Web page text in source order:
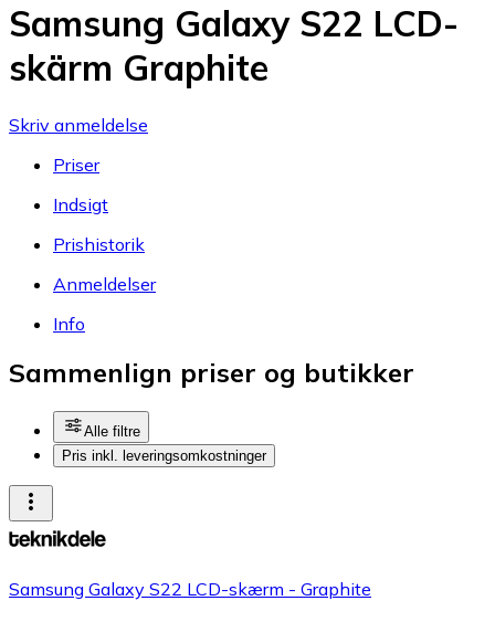
Samsung Galaxy S22 LCD-
skärm Graphite
Skriv anmeldelse
Priser
Indsigt
Prishistorik
Anmeldelser
Info
Sammenlign priser og butikker
Alle filtre
Pris inkl. leveringsomkostninger
Samsung Galaxy S22 LCD-skærm - Graphite